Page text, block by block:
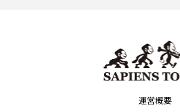
運営概要